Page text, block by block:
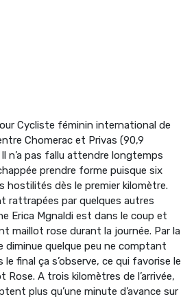
Cycliste féminin international de
Chomerac et Privas (90,9
n’a pas fallu attendre longtemps
prendre forme puisque six
hostilités dès le premier kilomètre.
rattrapées par quelques autres
Erica Mgnaldi est dans le coup et
maillot rose durant la journée. Par la
diminue quelque peu ne comptant
final ça s’observe, ce qui favorise le
Rose. A trois kilomètres de l’arrivée,
plus qu’une minute d’avance sur